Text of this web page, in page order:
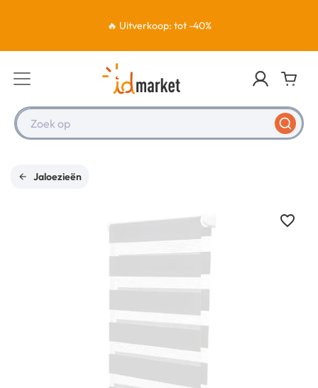
🔥 Uitverkoop: tot -40%
Zoek op
Jaloezieën
favorite_border